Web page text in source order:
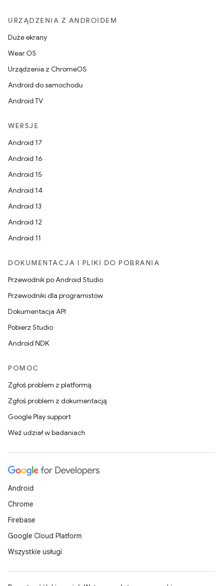
URZĄDZENIA Z ANDROIDEM
Duże ekrany
Wear OS
Urządzenia z ChromeOS
Android do samochodu
Android TV
WERSJE
Android 17
Android 16
Android 15
Android 14
Android 13
Android 12
Android 11
DOKUMENTACJA I PLIKI DO POBRANIA
Przewodnik po Android Studio
Przewodniki dla programistów
Dokumentacja API
Pobierz Studio
Android NDK
POMOC
Zgłoś problem z platformą
Zgłoś problem z dokumentacją
Google Play support
Weź udział w badaniach
Android
Chrome
Firebase
Google Cloud Platform
Wszystkie usługi